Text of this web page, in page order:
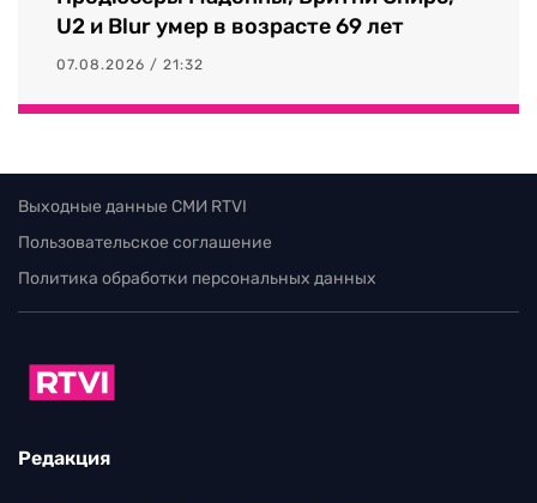
U2 и Blur умер в возрасте 69 лет
07.08.2026 / 21:32
Выходные данные СМИ RTVI
Пользовательское соглашение
Политика обработки персональных данных
Редакция